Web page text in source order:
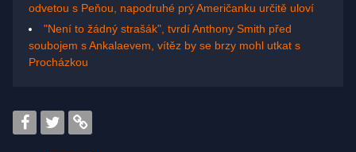
odvetou s Peňou, napodruhé prý Američanku určitě uloví
"Není to žádný strašák", tvrdí Anthony Smith před
soubojem s Ankalaevem, vítěz by se brzy mohl utkat s
Procházkou